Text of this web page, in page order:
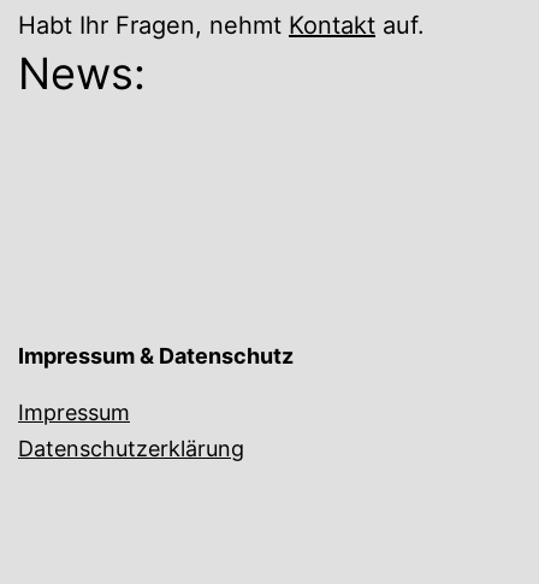
Habt Ihr Fragen, nehmt Kontakt auf.
News:
Impressum & Datenschutz
Impressum
Datenschutzerklärung